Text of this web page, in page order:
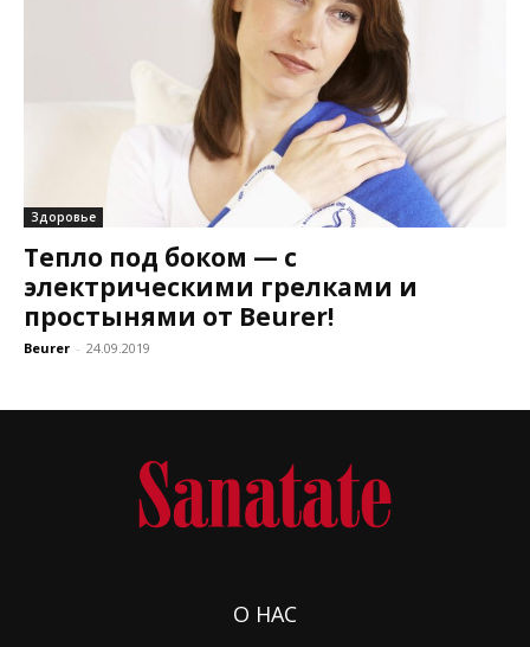
Здоровье
Тепло под боком — с
электрическими грелками и
простынями от Beurer!
Beurer - 24.09.2019
О НАС